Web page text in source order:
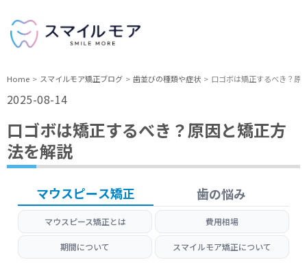
Home スマイルモア矯正ブログ 歯並びの種類や症状 口ゴボは矯正するべき？原
2025-08-14
口ゴボは矯正するべき？原因と矯正方
法を解説
マウスピース矯正 歯の悩み
マウスピース矯正とは 費用相場
期間について スマイルモア矯正について